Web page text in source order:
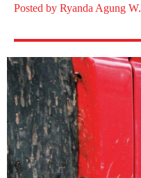
Posted by Ryanda Agung W.